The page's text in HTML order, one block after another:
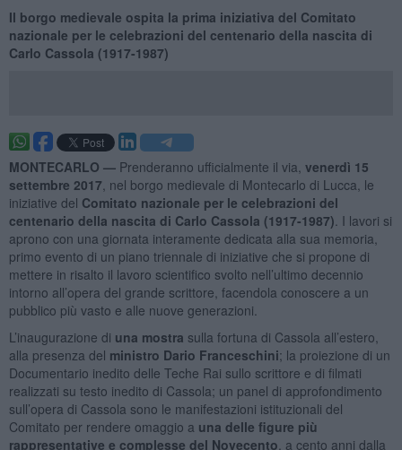
Il borgo medievale ospita la prima iniziativa del Comitato
nazionale per le celebrazioni del centenario della nascita di
Carlo Cassola (1917-1987)
MONTECARLO — Prenderanno ufficialmente il via, venerdì 15
settembre 2017 , nel borgo medievale di Montecarlo di Lucca, le
iniziative del Comitato nazionale per le celebrazioni del
centenario della nascita di Carlo Cassola (1917-1987) . I lavori si
aprono con una giornata interamente dedicata alla sua memoria,
primo evento di un piano triennale di iniziative che si propone di
mettere in risalto il lavoro scientifico svolto nell’ultimo decennio
intorno all’opera del grande scrittore, facendola conoscere a un
pubblico più vasto e alle nuove generazioni.
L’inaugurazione di una mostra sulla fortuna di Cassola all’estero,
alla presenza del ministro Dario Franceschini; la proiezione di un
Documentario inedito delle Teche Rai sullo scrittore e di filmati
realizzati su testo inedito di Cassola; un panel di approfondimento
sull’opera di Cassola sono le manifestazioni istituzionali del
Comitato per rendere omaggio a una delle figure più
rappresentative e complesse del Novecento , a cento anni dalla